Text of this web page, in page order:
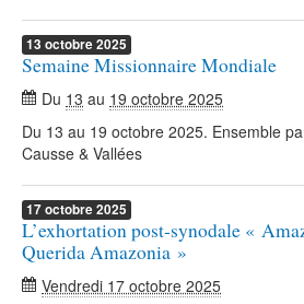
13 octobre2025
Semaine Missionnaire Mondiale
Du 13 au 19 octobre 2025
Du 13 au 19 octobre 2025. Ensemble
Causse & Vallées
17octobre2025
L’exhortation post-synodale «
Querida Amazonia »
Vendredi 17 octobre 2025